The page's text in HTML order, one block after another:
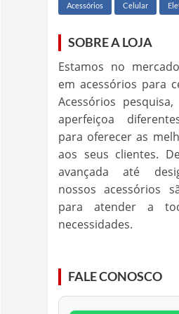
Acessórios Celular
SOBRE A LOJA
Estamos no
em acessórios para
Acessórios
aperfeiçoa
para oferecer as
aos seus clientes.
avançada até
nossos acessórios
para atender a
necessidades.
FALE CONOSCO